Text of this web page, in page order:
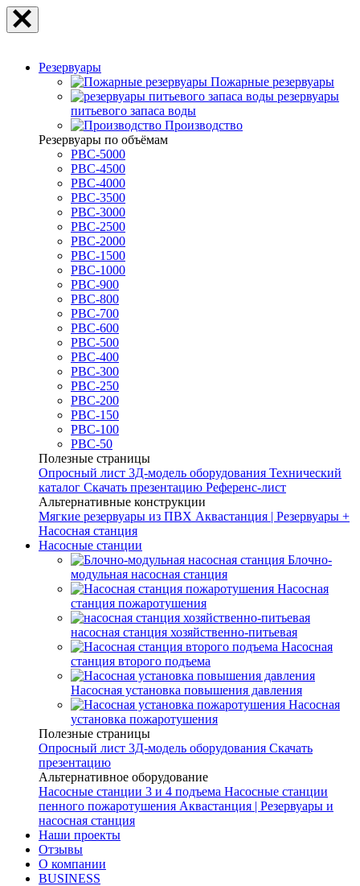
Резервуары
Пожарные резервуары
резервуары
питьевого запаса воды
Производство
Резервуары по объёмам
РВС-5000
РВС-4500
РВС-4000
РВС-3500
РВС-3000
РВС-2500
РВС-2000
РВС-1500
РВС-1000
РВС-900
РВС-800
РВС-700
РВС-600
РВС-500
РВС-400
РВС-300
РВС-250
РВС-200
РВС-150
РВС-100
РВС-50
Полезные страницы
Опросный лист 3Д-модель оборудования Технический
каталог Скачать презентацию Референс-лист
Альтернативные конструкции
Мягкие резервуары из ПВХ Аквастанция | Резервуары +
Насосная станция
Насосные станции
Блочно-
модульная насосная станция
Насосная
станция пожаротушения
насосная станция хозяйственно-питьевая
Насосная
станция второго подъема
Насосная установка повышения давления
Насосная
установка пожаротушения
Полезные страницы
Опросный лист 3Д-модель оборудования Скачать
презентацию
Альтернативное оборудование
Насосные станции 3 и 4 подъема Насосные станции
пенного пожаротушения Аквастанция | Резервуары и
насосная станция
Наши проекты
Отзывы
О компании
BUSINESS